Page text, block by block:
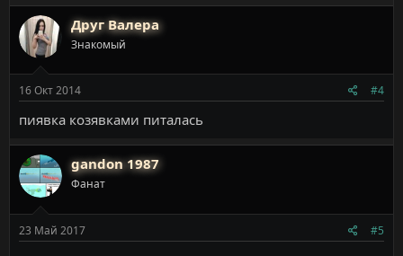
Друг Валера
Знакомый
16 Окт 2014 #4
пиявка козявками питалась
gandon 1987
Фанат
23 Май 2017 #5